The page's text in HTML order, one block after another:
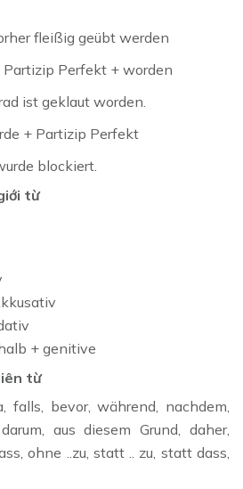
fleißig geübt werden
Perfekt + worden
ist geklaut worden.
+ Partizip Perfekt
blockiert.
từ
+ genitive
từ
falls, bevor, während, nachdem,
aus diesem Grund, daher,
ohne ..zu, statt .. zu, statt dass,